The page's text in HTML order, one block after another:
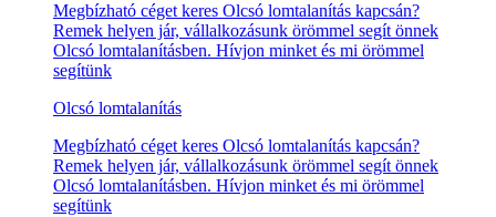
Megbízható céget keres Olcsó lomtalanítás kapcsán?
Remek helyen jár, vállalkozásunk örömmel segít önnek
Olcsó lomtalanításben. Hívjon minket és mi örömmel
segítünk
Olcsó lomtalanítás
Megbízható céget keres Olcsó lomtalanítás kapcsán?
Remek helyen jár, vállalkozásunk örömmel segít önnek
Olcsó lomtalanításben. Hívjon minket és mi örömmel
segítünk